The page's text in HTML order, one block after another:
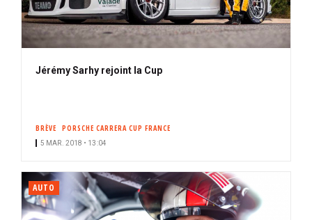
Jérémy Sarhy rejoint la Cup
BRÈVE PORSCHE CARRERA CUP FRANCE
5 MAR. 2018 • 13:04
AUTO